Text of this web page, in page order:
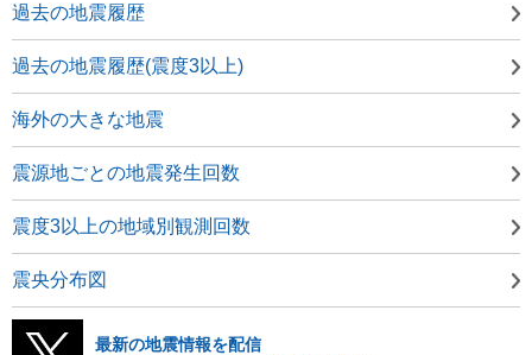
過去の地震履歴
過去の地震履歴(震度3以上)
海外の大きな地震
震源地ごとの地震発生回数
震度3以上の地域別観測回数
震央分布図
最新の地震情報を配信